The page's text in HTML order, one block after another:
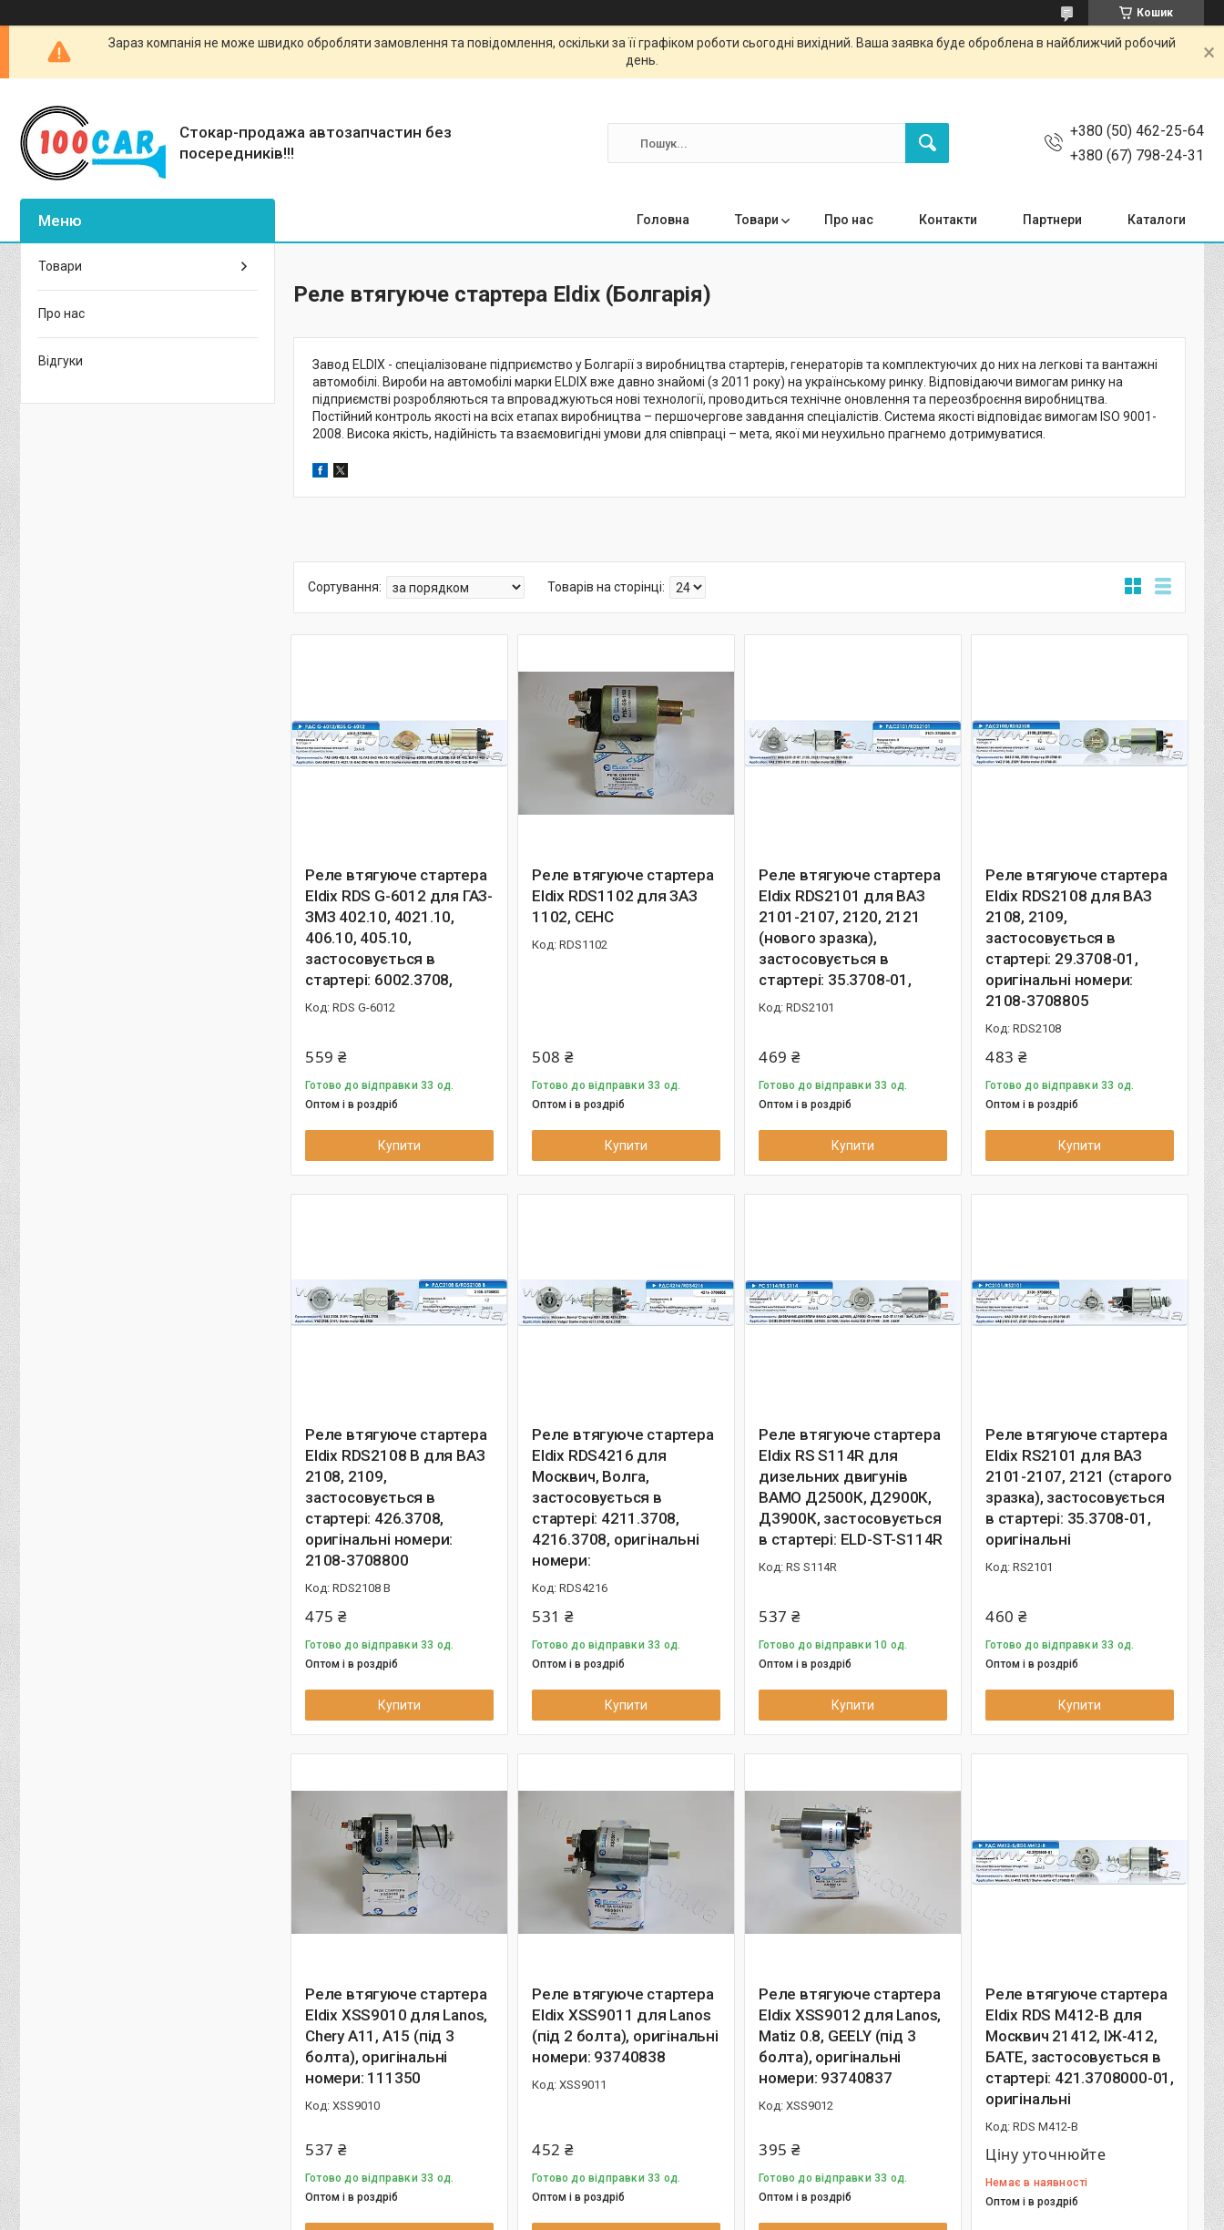
Кошик
Зараз компанія не може швидко обробляти замовлення та повідомлення, оскільки за її графіком роботи сьогодні вихідний. Ваша заявка буде оброблена в найближчий робочий
день.
Стокар-продажа автозапчастин без
посередників!!!
+380 (50) 462-25-64
+380 (67) 798-24-31
Головна Товари Про нас Контакти Партнери Каталоги
Реле втягуюче стартера Eldix (Болгарія)
Завод ELDIX - спеціалізоване підприємство у Болгарії з виробництва стартерів, генераторів та комплектуючих до них на легкові та вантажні
автомобілі. Вироби на автомобілі марки ELDIX вже давно знайомі (з 2011 року) на українському ринку. Відповідаючи вимогам ринку на
підприємстві розробляються та впроваджуються нові технології, проводиться технічне оновлення та переозброєння виробництва.
Постійний контроль якості на всіх етапах виробництва – першочергове завдання спеціалістів. Система якості відповідає вимогам ISO 9001-
2008. Висока якість, надійність та взаємовигідні умови для співпраці – мета, якої ми неухильно прагнемо дотримуватися.
Реле втягуюче стартера
Eldix RDS G-6012 для ГАЗ-
ЗМЗ 402.10, 4021.10,
406.10, 405.10,
застосовується в
стартері: 6002.3708,
RDS G-6012
559 ₴
Готово до відправки 33 од.
Оптом і в роздріб
Купити
Реле втягуюче стартера
Eldix RDS1102 для ЗАЗ
1102, СЕНС
RDS1102
508 ₴
Готово до відправки 33 од.
Оптом і в роздріб
Купити
Реле втягуюче стартера
Eldix RDS2101 для ВАЗ
2101-2107, 2120, 2121
(нового зразка),
застосовується в
стартері: 35.3708-01,
RDS2101
469 ₴
Готово до відправки 33 од.
Оптом і в роздріб
Купити
Реле втягуюче стартера
Eldix RDS2108 для ВАЗ
2108, 2109,
застосовується в
стартері: 29.3708-01,
оригінальні номери:
2108-3708805
RDS2108
483 ₴
Готово до відправки 33 од.
Оптом і в роздріб
Купити
Реле втягуюче стартера
Eldix RDS2108 B для ВАЗ
2108, 2109,
застосовується в
стартері: 426.3708,
оригінальні номери:
2108-3708800
RDS2108 B
475 ₴
Готово до відправки 33 од.
Оптом і в роздріб
Купити
Реле втягуюче стартера
Eldix RDS4216 для
Москвич, Волга,
застосовується в
стартері: 4211.3708,
4216.3708, оригінальні
номери:
RDS4216
531 ₴
Готово до відправки 33 од.
Оптом і в роздріб
Купити
Реле втягуюче стартера
Eldix RS S114R для
дизельних двигунів
ВАМО Д2500К, Д2900К,
Д3900К, застосовується
в стартері: ELD-ST-S114R
RS S114R
537 ₴
Готово до відправки 10 од.
Оптом і в роздріб
Купити
Реле втягуюче стартера
Eldix RS2101 для ВАЗ
2101-2107, 2121 (старого
зразка), застосовується
в стартері: 35.3708-01,
оригінальні
RS2101
460 ₴
Готово до відправки 33 од.
Оптом і в роздріб
Купити
Реле втягуюче стартера
Eldix XSS9010 для Lanos,
Chery A11, A15 (під 3
болта), оригінальні
номери: 111350
XSS9010
537 ₴
Готово до відправки 33 од.
Оптом і в роздріб
Реле втягуюче стартера
Eldix XSS9011 для Lanos
(під 2 болта), оригінальні
номери: 93740838
XSS9011
452 ₴
Готово до відправки 33 од.
Оптом і в роздріб
Реле втягуюче стартера
Eldix XSS9012 для Lanos,
Matiz 0.8, GEELY (під 3
болта), оригінальні
номери: 93740837
XSS9012
395 ₴
Готово до відправки 33 од.
Оптом і в роздріб
Реле втягуюче стартера
Eldix RDS M412-B для
Москвич 21412, ІЖ-412,
БАТЕ, застосовується в
стартері: 421.3708000-01,
оригінальні
RDS M412-B
Ціну уточнюйте
Немає в наявності
Оптом і в роздріб
Товари
Про нас
Відгуки